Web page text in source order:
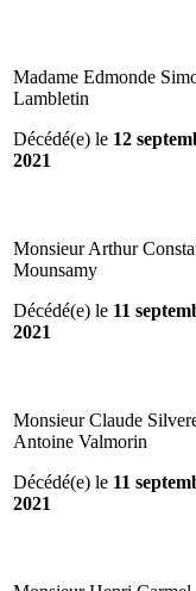
Madame Edmonde
Lambletin
Décédé(e) le 12
2021
Monsieur Arthur
Mounsamy
Décédé(e) le 11
2021
Monsieur Claude
Antoine Valmorin
Décédé(e) le 11
2021